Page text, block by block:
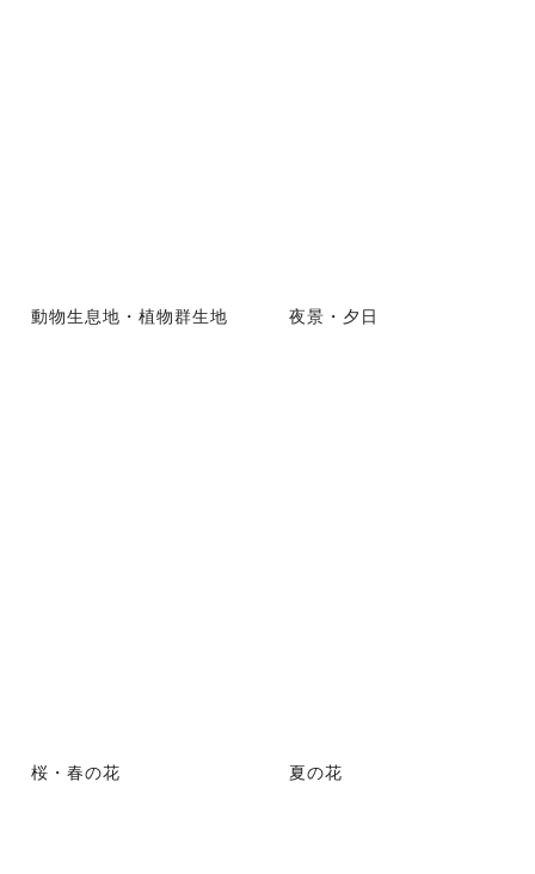
動物生息地・植物群生地 夜景・夕日
桜・春の花 夏の花